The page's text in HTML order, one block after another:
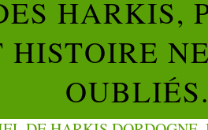
HARKIS,
HISTOIRE
OUBLIÉS.